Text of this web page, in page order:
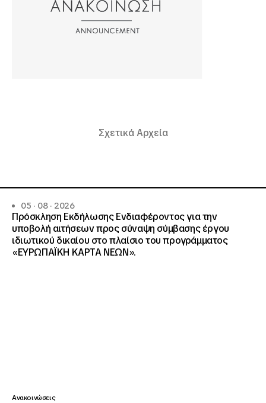
Σχετικά Αρχεία
05 · 08 · 2026
Πρόσκληση Εκδήλωσης Ενδιαφέροντος για την
υποβολή αιτήσεων προς σύναψη σύμβασης έργου
ιδιωτικού δικαίου στο πλαίσιο του προγράμματος
«ΕΥΡΩΠΑΪΚΗ ΚΑΡΤΑ ΝΕΩΝ».
Ανακοινώσεις